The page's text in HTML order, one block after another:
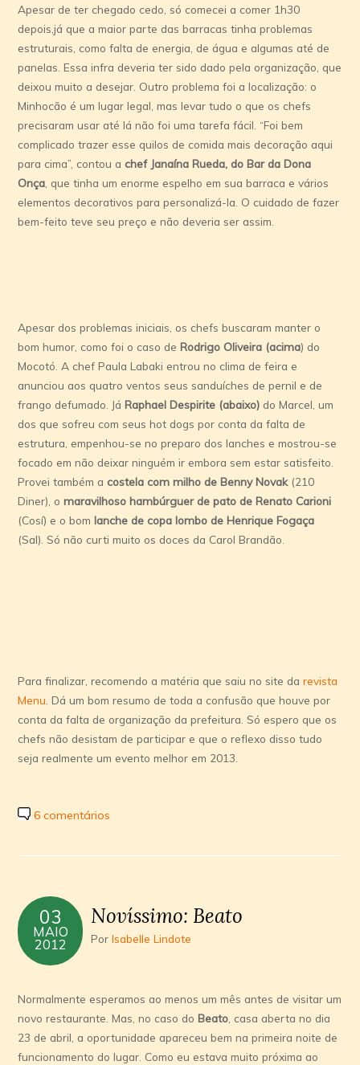
Apesar de ter chegado cedo, só comecei a comer 1h30
depois,já que a maior parte das barracas tinha problemas
estruturais, como falta de energia, de água e algumas até de
panelas. Essa infra deveria ter sido dado pela organização, que
deixou muito a desejar. Outro problema foi a localização: o
Minhocão é um lugar legal, mas levar tudo o que os chefs
precisaram usar até lá não foi uma tarefa fácil. “Foi bem
complicado trazer esse quilos de comida mais decoração aqui
para cima”, contou achef Janaína Rueda, do Bar da Dona
Onça , que tinha um enorme espelho em sua barraca e vários
elementos decorativos para personalizá-la. O cuidado de fazer
bem-feito teve seu preço e não deveria ser assim.
Apesar dos problemas iniciais, os chefs buscaram manter o
bom humor, como foi o caso deRodrigo Oliveira (acima) do
Mocotó. A chef Paula Labaki entrou no clima de feira e
anunciou aos quatro ventos seus sanduíches de pernil e de
frango defumado. JáRaphael Despirite (abaixo) do Marcel, um
dos que sofreu com seus hot dogs por conta da falta de
estrutura, empenhou-se no preparo dos lanches e mostrou-se
focado em não deixar ninguém ir embora sem estar satisfeito.
Provei também acostela com milho de Benny Novak(210
Diner), omaravilhoso hambúrguer de pato de Renato Carioni
(Cosí) e o bomlanche de copa lombo de Henrique Fogaça
(Sal). Só não curti muito os doces da Carol Brandão.
Para finalizar, recomendo a matéria que saiu no site darevista
Menu . Dá um bom resumo de toda a confusão que houve por
conta da falta de organização da prefeitura. Só espero que os
chefs não desistam de participar e que o reflexo disso tudo
seja realmente um evento melhor em 2013.
6 comentários
03
MAIO
2012
Novíssimo: Beato
PorIsabelle Lindote
Normalmente esperamos ao menos um mês antes de visitar um
novo restaurante. Mas, no caso doBeato , casa aberta no dia
23 de abril, a oportunidade apareceu bem na primeira noite de
funcionamento do lugar. Como eu estava muito próxima ao